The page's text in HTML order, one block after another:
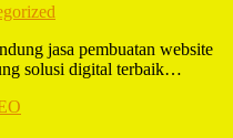
jasa pembuatan website
solusi digital terbaik…